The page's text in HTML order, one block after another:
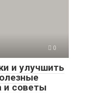
0
и улучшить
и советы